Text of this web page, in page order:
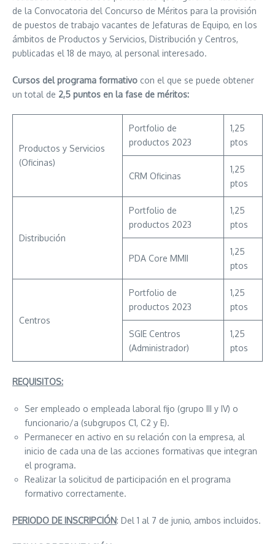
de la Convocatoria del Concurso de Méritos para la provisión
de puestos de trabajo vacantes de Jefaturas de Equipo, en los
ámbitos de Productos y Servicios, Distribución y Centros,
publicadas el 18 de mayo, al personal interesado.
Cursos del programa formativo con el que se puede obtener
un total de 2,5 puntos en la fase de méritos:
Productos y Servicios
(Oficinas)
Portfolio de
productos 2023
1,25
ptos
CRM Oficinas
1,25
ptos
Distribución
Portfolio de
productos 2023
1,25
ptos
PDA Core MMII
1,25
ptos
Centros
Portfolio de
productos 2023
1,25
ptos
SGIE Centros
(Administrador)
1,25
ptos
REQUISITOS:
Ser empleado o empleada laboral fijo (grupo III y IV) o
funcionario/a (subgrupos C1, C2 y E).
Permanecer en activo en su relación con la empresa, al
inicio de cada una de las acciones formativas que integran
el programa.
Realizar la solicitud de participación en el programa
formativo correctamente.
PERIODO DE INSCRIPCIÓN: Del 1 al 7 de junio, ambos incluidos.